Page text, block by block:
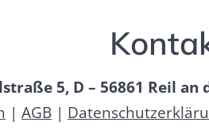
5, D – 56861 Reil an
| AGB |